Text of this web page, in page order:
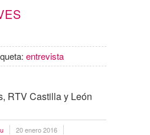
entrevista
RTV Castilla y León
20 enero 2016